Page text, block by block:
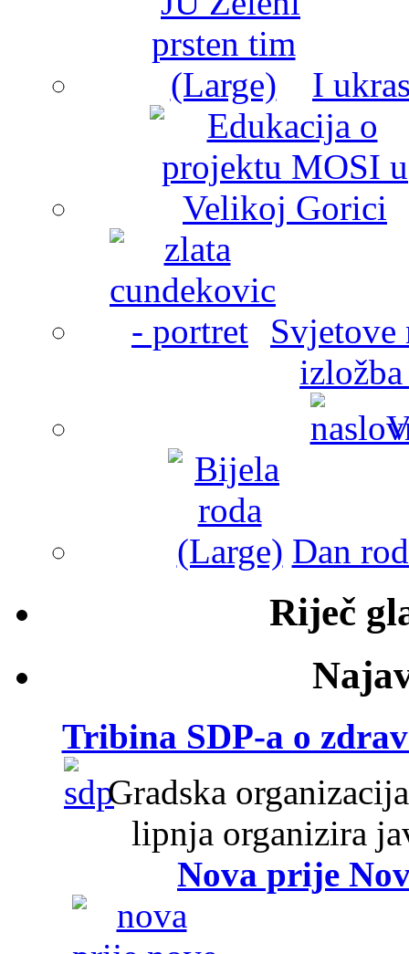
I
Dan
Riječ
Tribina SDP-a o
Gradska
lipnja organizira
Nova prije